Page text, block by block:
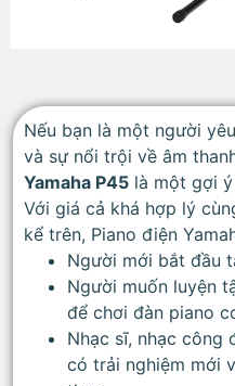
Nếu bạn là một người
và sự nổi trội về âm
Yamaha P45 là một gợi
Với giá cả khá hợp lý
kể trên, Piano điện
Người mới bắt đầu
Người muốn luyện
để chơi đàn piano
Nhạc sĩ, nhạc công
có trải nghiệm mới